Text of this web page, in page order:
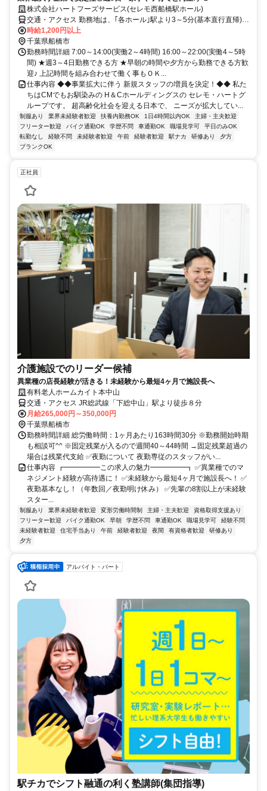
株式会社ハートフーズサービス(セレモ西船橋駅ホール)
交通・アクセス 勤務地は、｢各ホール｣駅より3～5分(基本直行直帰)の
駅近現場多数
時給1,200円以上
千葉県船橋市
勤務時間詳細 7:00～14:00(実働2～4時間) 16:00～22:00(実働4～5時
間) ★週3～4日勤務できる方 ★早朝の時間や夕方から勤務できる方歓
迎♪ 上記時間を組み合わせて働く事もＯＫ...
仕事内容 ◆◆事業拡大に伴う 新規スタッフの増員を決定！◆◆ 私た
ちはCMでもお馴染みの H＆Cホールディングスの セレモ・ハートグ
ループです。 超高齢化社会を迎える日本で、 ニーズが拡大してい...
制服あり 業界未経験者歓迎 扶養内勤務OK 1日4時間以内OK
主婦・主夫歓迎
フリーター歓迎
バイク通勤OK 学歴不問 車通勤OK 職場見学可
平日のみOK
転勤なし
経験不問 未経験者歓迎 午前 経験者歓迎 駅ナカ 研修あり
夕方
ブランクOK
正社員
介護施設でのリーダー候補
異業種の店長経験が活きる！未経験から最短4ヶ月で施設長へ
有料老人ホームカイト本中山
交通・アクセス JR総武線「下総中山」駅より徒歩８分
月給265,000円～350,000円
千葉県船橋市
勤務時間詳細 総労働時間：1ヶ月あたり163時間30分 ※勤務開始時期
も相談可^^ ※固定残業が入るので週間40～44時間 →固定残業超過の
場合は残業代支給 ✅夜勤について 夜勤専従のスタッフがい...
仕事内容 ┏━━━━━この求人の魅力━━━━━┓ ✅異業種でのマ
ネジメント経験が高待遇に！ ✅未経験から最短4ヶ月で施設長へ！ ✅
夜勤基本なし！（年数回／夜勤明け休み） ✅先輩の8割以上が未経験
スター...
制服あり 業界未経験者歓迎 変形労働時間制 主婦・主夫歓迎
資格取得支援あり
フリーター歓迎
バイク通勤OK 早朝 学歴不問 車通勤OK 職場見学可
経験不問
未経験者歓迎
住宅手当あり 午前 経験者歓迎 夜間 有資格者歓迎
研修あり
夕方
アルバイト・パート
駅チカでシフト融通の利く塾講師(集団指導)